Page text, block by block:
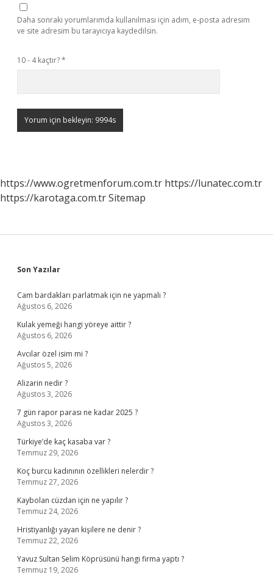
Daha sonraki yorumlarımda kullanılması için adım, e-posta adresim
ve site adresim bu tarayıcıya kaydedilsin.
10 - 4 kaçtır?*
https://www.ogretmenforum.com.tr https://lunatec.com.tr
https://karotaga.com.trSitemap
Sidebar
Son Yazılar
Cam bardakları parlatmak için ne yapmalı ?
Ağustos 6, 2026
Kulak yemeği hangi yöreye aittir ?
Ağustos 6, 2026
Avcılar özel isim mi ?
Ağustos 5, 2026
Alizarin nedir ?
Ağustos 3, 2026
7 gün rapor parası ne kadar 2025 ?
Ağustos 3, 2026
Türkiye’de kaç kasaba var ?
Temmuz 29, 2026
Koç burcu kadınının özellikleri nelerdir ?
Temmuz 27, 2026
Kaybolan cüzdan için ne yapılır ?
Temmuz 24, 2026
Hristiyanlığı yayan kişilere ne denir ?
Temmuz 22, 2026
Yavuz Sultan Selim Köprüsünü hangi firma yaptı ?
Temmuz 19, 2026